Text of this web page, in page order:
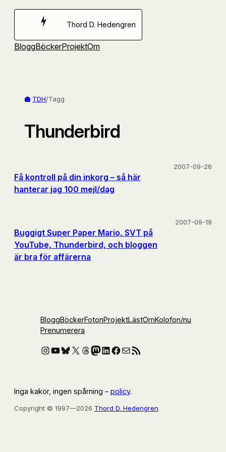
Hoppa
Thord D. Hedengren
BloggBöckerProjektOm
TDH/Tagg
Thunderbird
Få kontroll på din inkorg – så här
hanterar jag 100 mejl/dag
2007-09-26
Buggigt Super Paper Mario, SVT på
YouTube, Thunderbird, och bloggen
är bra för affärerna
2007-09-19
BloggBöckerFotonProjektLästOmKolofon/nu
Prenumerera
Instagram
YouTube
Bluesky
X Threads
Mastodon
LinkedIn
Facebook
E-postRSS-flöde
Inga kakor, ingen spårning – policy.
Copyright © 1997—2026 Thord D. Hedengren